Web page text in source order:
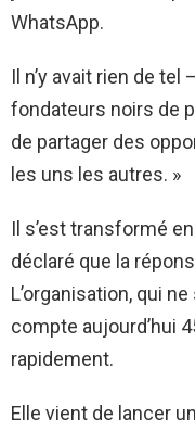
WhatsApp.
Il n’y avait rien de
fondateurs noirs de
de partager des
les uns les autres. »
Il s’est transformé
déclaré que la
L’organisation, qui
compte aujourd’hui
rapidement.
Elle vient de lancer